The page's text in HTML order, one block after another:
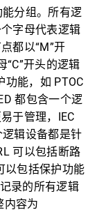
分组。所有逻
字母代表逻辑
都以“M”开
“C”开头的逻辑
功能，如 PTOC
都包含一个逻
于管理，IEC
辑设备都是针
可以包括断路
以包括保护功能
录的所有逻辑
内容为